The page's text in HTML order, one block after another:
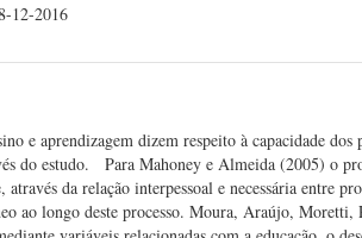
12-2016
e aprendizagem dizem respeito à capacidade
do estudo. Para Mahoney e Almeida (2005) o
através da relação interpessoal e necessária entre
ao longo deste processo. Moura, Araújo,